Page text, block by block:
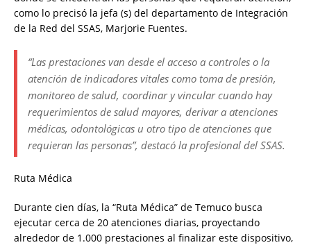
como lo precisó la jefa (s) del departamento de Integración
de la Red del SSAS, Marjorie Fuentes.
“Las prestaciones van desde el acceso a controles o la
atención de indicadores vitales como toma de presión,
monitoreo de salud, coordinar y vincular cuando hay
requerimientos de salud mayores, derivar a atenciones
médicas, odontológicas u otro tipo de atenciones que
requieran las personas”, destacó la profesional del SSAS.
Ruta Médica
Durante cien días, la “Ruta Médica” de Temuco busca
ejecutar cerca de 20 atenciones diarias, proyectando
alrededor de 1.000 prestaciones al finalizar este dispositivo,